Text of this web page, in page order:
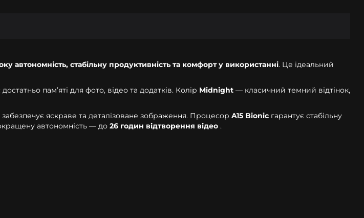
автономність, стабільну продуктивність та комфорт у використанні. Це ідеальний
памʼяті для фото, відео та додатків. Колір Midnight — класичний темний відтінок,
яскраве та деталізоване зображення. Процесор A15 Bionic гарантує стабільну
автономність — до 26 годин відтворення відео .